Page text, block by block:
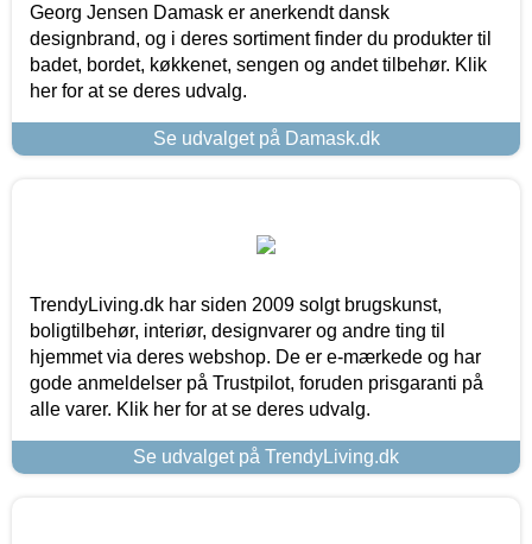
Georg Jensen Damask er anerkendt dansk
designbrand, og i deres sortiment finder du produkter til
badet, bordet, køkkenet, sengen og andet tilbehør. Klik
her for at se deres udvalg.
Se udvalget på Damask.dk
TrendyLiving.dk har siden 2009 solgt brugskunst,
boligtilbehør, interiør, designvarer og andre ting til
hjemmet via deres webshop. De er e-mærkede og har
gode anmeldelser på Trustpilot, foruden prisgaranti på
alle varer. Klik her for at se deres udvalg.
Se udvalget på TrendyLiving.dk